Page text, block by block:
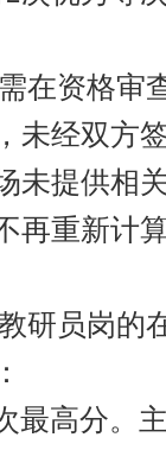
在资格审
未经双方
未提供相
再重新计
研员岗的
最高分。